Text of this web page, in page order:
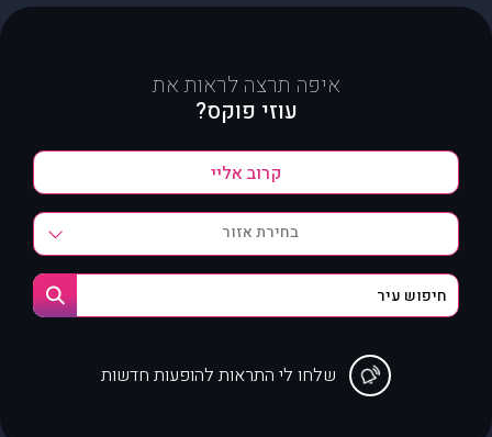
איפה תרצה לראות את
עוזי פוקס?
בחירת אזור
שלחו לי התראות להופעות חדשות